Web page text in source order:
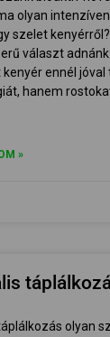
olyan
szelet
választ
ennél jóval
hanem
»
olyan